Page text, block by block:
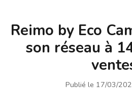
Reimo by Eco
son réseau à
Publié le 17/03/